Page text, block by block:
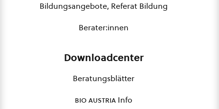
Bildungsangebote, Referat Bildung
Berater:innen
Downloadcenter
Beratungsblätter
bio austria Info